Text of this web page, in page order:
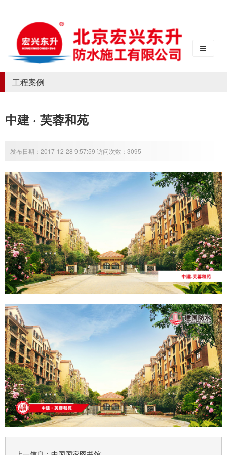
工程案例
中建 · 芙蓉和苑
发布日期：2017-12-28 9:57:59 访问次数：3095